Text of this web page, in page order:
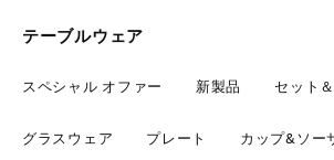
テーブルウェア
スペシャル オファー 新製品 セット
グラスウェア プレート カップ&ソー